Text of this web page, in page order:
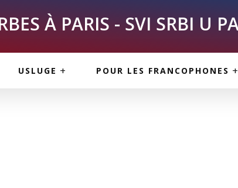
À PARIS - SVI SRBI U
USLUGE POUR LES FRANCOPHONES
PARIS